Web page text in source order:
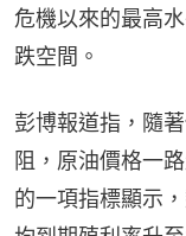
危機以來的最高
跌空間。
彭博報道指，隨
阻，原油價格一
的一項指標顯示